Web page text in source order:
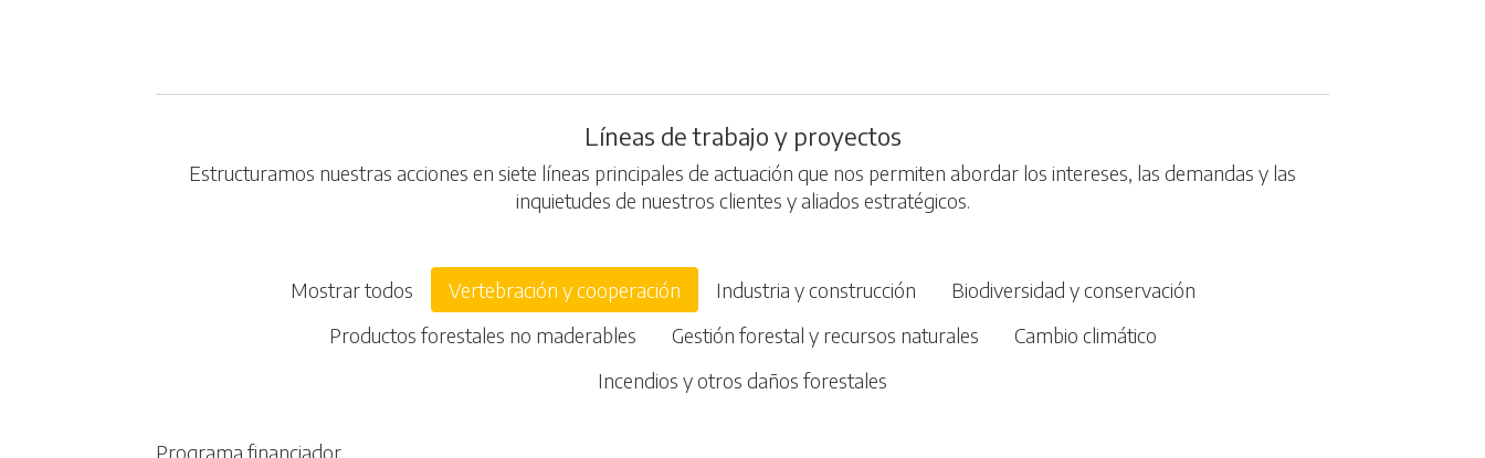
Líneas de trabajo y proyectos
Estructuramos nuestras acciones en siete líneas principales de actuación que nos permiten abordar los intereses, las demandas y las
inquietudes de nuestros clientes y aliados estratégicos.
Mostrar todos Vertebración y cooperación Industria y construcción
Biodiversidad y conservación
Productos forestales no maderables
Gestión forestal y recursos naturales
Cambio climático
Incendios y otros daños forestales
Programa financiador